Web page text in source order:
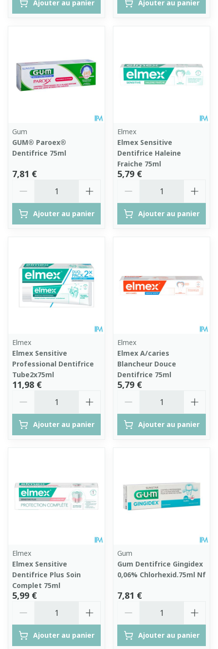
Ajouter au panier Ajouter au panier
Gum
GUM® Paroex®
Dentifrice 75ml
7,81 €
Ajouter au panier
Elmex
Elmex Sensitive
Dentifrice Haleine
Fraiche 75ml
5,79 €
Ajouter au panier
Elmex
Elmex Sensitive
Professional Dentifrice
Tube2x75ml
11,98 €
Ajouter au panier
Elmex
Elmex A/caries
Blancheur Douce
Dentifrice 75ml
5,79 €
Ajouter au panier
Elmex
Elmex Sensitive
Dentifrice Plus Soin
Complet 75ml
5,99 €
Ajouter au panier
Gum
Gum Dentifrice Gingidex
0,06% Chlorhexid.75ml Nf
7,81 €
Ajouter au panier